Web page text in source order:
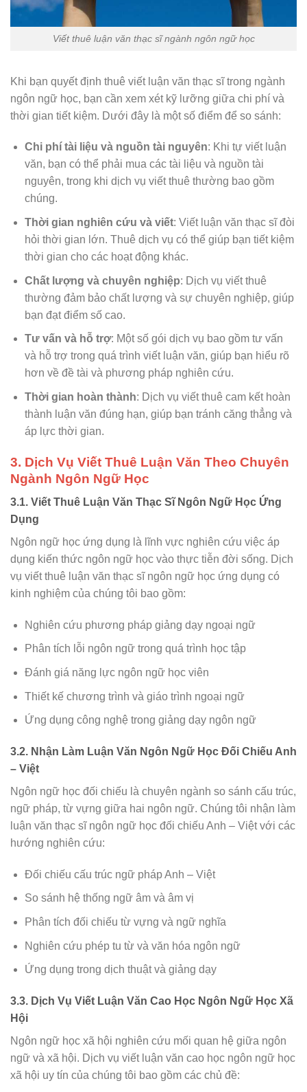
Viết thuê luận văn thạc sĩ ngành ngôn ngữ học
Khi bạn quyết định thuê viết luận văn thạc sĩ trong ngành
ngôn ngữ học, bạn cần xem xét kỹ lưỡng giữa chi phí và
thời gian tiết kiệm. Dưới đây là một số điểm để so sánh:
Chi phí tài liệu và nguồn tài nguyên: Khi tự viết luận
văn, bạn có thể phải mua các tài liệu và nguồn tài
nguyên, trong khi dịch vụ viết thuê thường bao gồm
chúng.
Thời gian nghiên cứu và viết: Viết luận văn thạc sĩ đòi
hỏi thời gian lớn. Thuê dịch vụ có thể giúp bạn tiết kiệm
thời gian cho các hoạt động khác.
Chất lượng và chuyên nghiệp: Dịch vụ viết thuê
thường đảm bảo chất lượng và sự chuyên nghiệp, giúp
bạn đạt điểm số cao.
Tư vấn và hỗ trợ: Một số gói dịch vụ bao gồm tư vấn
và hỗ trợ trong quá trình viết luận văn, giúp bạn hiểu rõ
hơn về đề tài và phương pháp nghiên cứu.
Thời gian hoàn thành: Dịch vụ viết thuê cam kết hoàn
thành luận văn đúng hạn, giúp bạn tránh căng thẳng và
áp lực thời gian.
3. Dịch Vụ Viết Thuê Luận Văn Theo Chuyên
Ngành Ngôn Ngữ Học
3.1. Viết Thuê Luận Văn Thạc Sĩ Ngôn Ngữ Học Ứng
Dụng
Ngôn ngữ học ứng dụng là lĩnh vực nghiên cứu việc áp
dụng kiến thức ngôn ngữ học vào thực tiễn đời sống. Dịch
vụ viết thuê luận văn thạc sĩ ngôn ngữ học ứng dụng có
kinh nghiệm của chúng tôi bao gồm:
Nghiên cứu phương pháp giảng dạy ngoại ngữ
Phân tích lỗi ngôn ngữ trong quá trình học tập
Đánh giá năng lực ngôn ngữ học viên
Thiết kế chương trình và giáo trình ngoại ngữ
Ứng dụng công nghệ trong giảng dạy ngôn ngữ
3.2. Nhận Làm Luận Văn Ngôn Ngữ Học Đối Chiếu Anh
– Việt
Ngôn ngữ học đối chiếu là chuyên ngành so sánh cấu trúc,
ngữ pháp, từ vựng giữa hai ngôn ngữ. Chúng tôi nhận làm
luận văn thạc sĩ ngôn ngữ học đối chiếu Anh – Việt với các
hướng nghiên cứu:
Đối chiếu cấu trúc ngữ pháp Anh – Việt
So sánh hệ thống ngữ âm và âm vị
Phân tích đối chiếu từ vựng và ngữ nghĩa
Nghiên cứu phép tu từ và văn hóa ngôn ngữ
Ứng dụng trong dịch thuật và giảng dạy
3.3. Dịch Vụ Viết Luận Văn Cao Học Ngôn Ngữ Học Xã
Hội
Ngôn ngữ học xã hội nghiên cứu mối quan hệ giữa ngôn
ngữ và xã hội. Dịch vụ viết luận văn cao học ngôn ngữ học
xã hội uy tín của chúng tôi bao gồm các chủ đề: